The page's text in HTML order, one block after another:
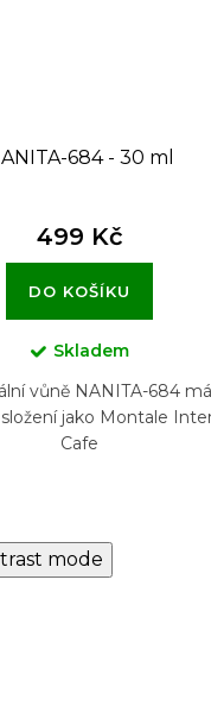
684 - 30 ml
499 Kč
DO KOŠÍKU
Skladem
vůně NANITA-684 má
jako Montale
Cafe
mode